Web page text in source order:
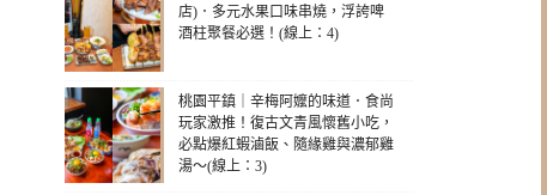
店)．多元水果口味串燒，浮誇啤
酒柱聚餐必選！(線上：4)
桃園平鎮｜辛梅阿嬤的味道．食尚
玩家激推！復古文青風懷舊小吃，
必點爆紅蝦滷飯、隨緣雞與濃郁雞
湯～(線上：3)